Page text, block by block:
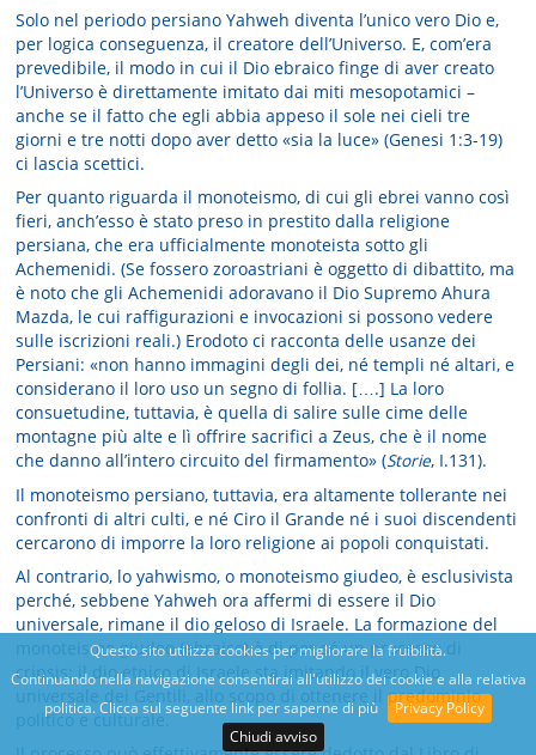
Questo sito utilizza cookies per migliorare la fruibilità.
Continuando nella navigazione consentirai all'utilizzo dei cookie e alla relativa
politica. Clicca sul seguente link per saperne di più
Privacy Policy
Chiudi avviso
Solo nel periodo persiano Yahweh diventa l’unico vero Dio e,
per logica conseguenza, il creatore dell’Universo. E, com’era
prevedibile, il modo in cui il Dio ebraico finge di aver creato
l’Universo è direttamente imitato dai miti mesopotamici –
anche se il fatto che egli abbia appeso il sole nei cieli tre
giorni e tre notti dopo aver detto «sia la luce» (Genesi 1:3-19)
ci lascia scettici.
Per quanto riguarda il monoteismo, di cui gli ebrei vanno così
fieri, anch’esso è stato preso in prestito dalla religione
persiana, che era ufficialmente monoteista sotto gli
Achemenidi. (Se fossero zoroastriani è oggetto di dibattito, ma
è noto che gli Achemenidi adoravano il Dio Supremo Ahura
Mazda, le cui raffigurazioni e invocazioni si possono vedere
sulle iscrizioni reali.) Erodoto ci racconta delle usanze dei
Persiani: «non hanno immagini degli dei, né templi né altari, e
considerano il loro uso un segno di follia. [….] La loro
consuetudine, tuttavia, è quella di salire sulle cime delle
montagne più alte e lì offrire sacrifici a Zeus, che è il nome
che danno all’intero circuito del firmamento» (Storie, I.131).
Il monoteismo persiano, tuttavia, era altamente tollerante nei
confronti di altri culti, e né Ciro il Grande né i suoi discendenti
cercarono di imporre la loro religione ai popoli conquistati.
Al contrario, lo yahwismo, o monoteismo giudeo, è esclusivista
perché, sebbene Yahweh ora affermi di essere il Dio
universale, rimane il dio geloso di Israele. La formazione del
monoteismo giudeo (ebraico) è di per sé un processo di
cripsis: il dio etnico di Israele sta imitando il vero Dio
universale dei Gentili, allo scopo di ottenere il predominio
politico e culturale.